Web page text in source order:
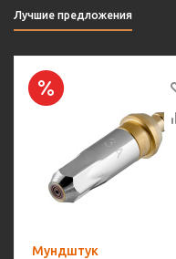
Лучшие предложения
Мундштук